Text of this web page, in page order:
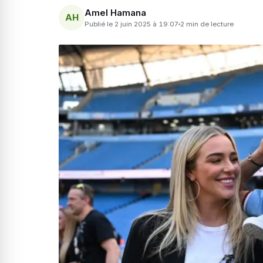
AH Amel Hamana
Publié le 2 juin 2025 à 19:07 2 min de lecture